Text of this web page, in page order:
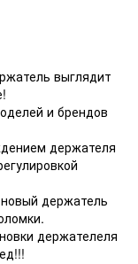
выглядит
и брендов
держателя
держатель
держателеля